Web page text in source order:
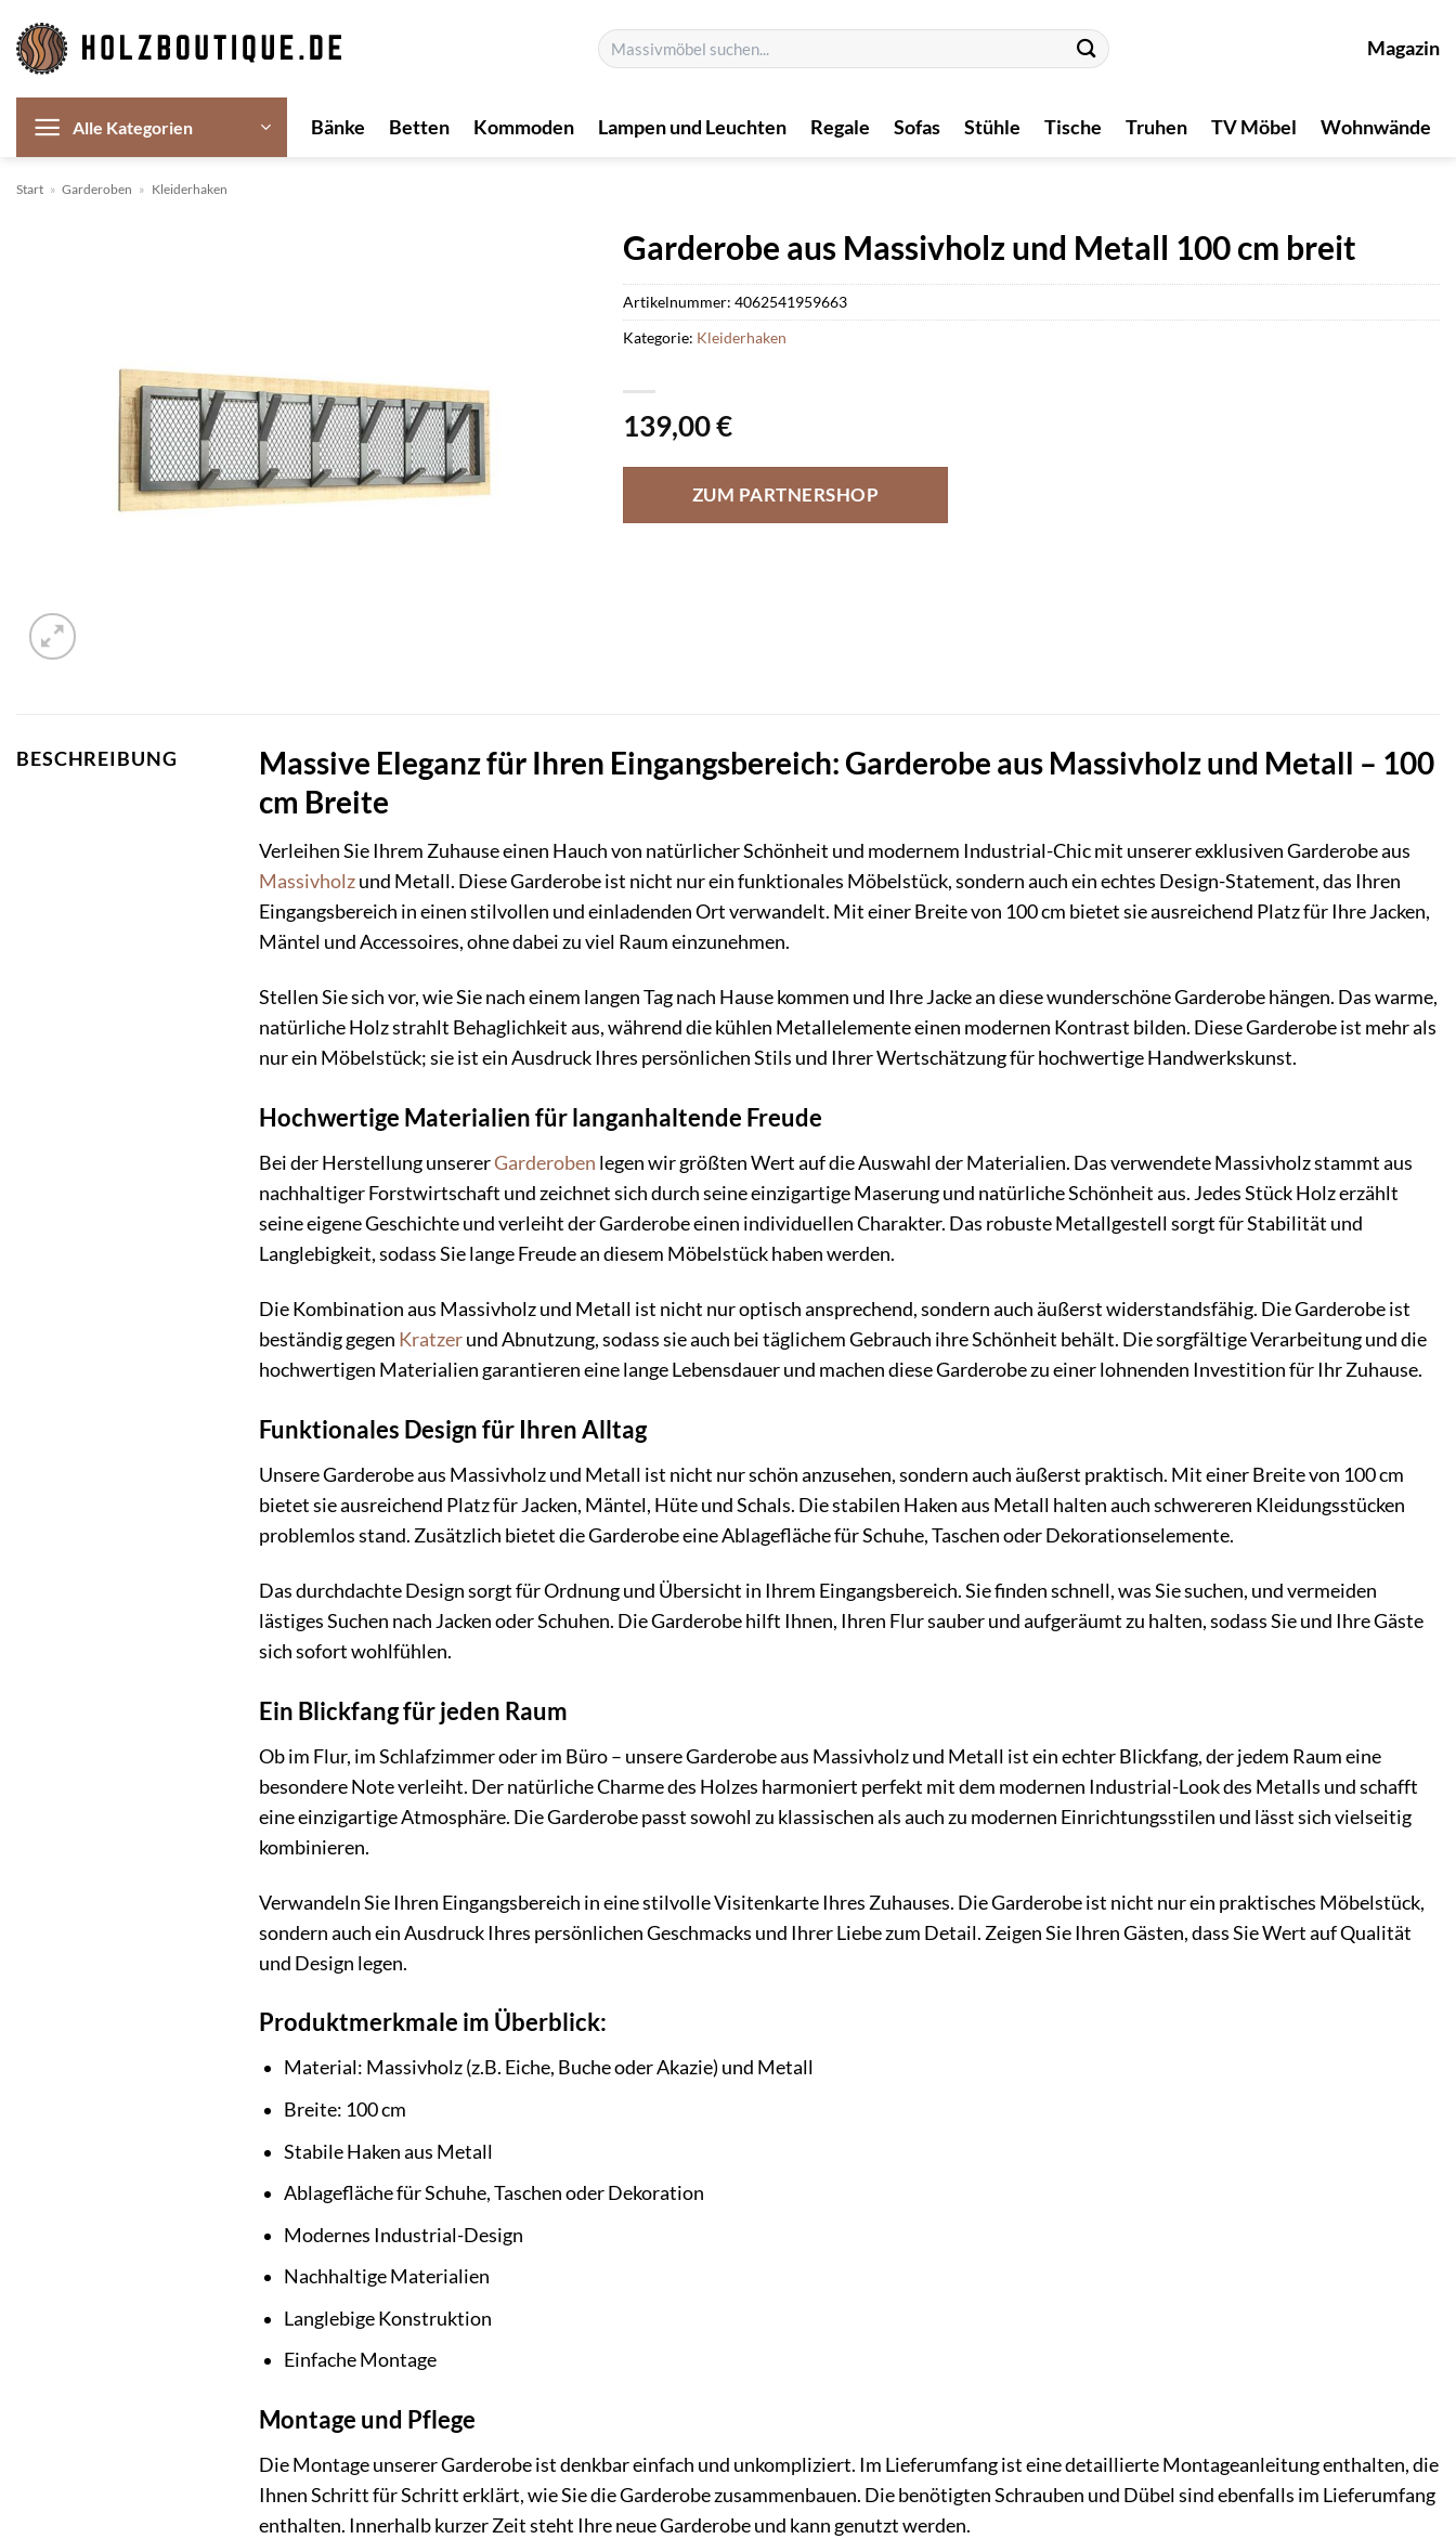
Inhalt
springen
Suchen
nach:
Magazin
Alle Kategorien Bänke Betten Kommoden Lampen und Leuchten Regale Sofas Stühle Tische Truhen TV Möbel Wohnwände
Start » Garderoben » Kleiderhaken
Garderobe aus Massivholz und Metall 100 cm breit
139,00€
ZUM PARTNERSHOP
Artikelnummer: 4062541959663
Kategorie: Kleiderhaken
BESCHREIBUNG
Massive Eleganz für Ihren Eingangsbereich: Garderobe aus Massivholz und Metall – 100
cm Breite
Verleihen Sie Ihrem Zuhause einen Hauch von natürlicher Schönheit und modernem Industrial-Chic mit unserer exklusiven Garderobe aus
Massivholzund Metall. Diese Garderobe ist nicht nur ein funktionales Möbelstück, sondern auch ein echtes Design-Statement, das Ihren
Eingangsbereich in einen stilvollen und einladenden Ort verwandelt. Mit einer Breite von 100 cm bietet sie ausreichend Platz für Ihre Jacken,
Mäntel und Accessoires, ohne dabei zu viel Raum einzunehmen.
Stellen Sie sich vor, wie Sie nach einem langen Tag nach Hause kommen und Ihre Jacke an diese wunderschöne Garderobe hängen. Das warme,
natürliche Holz strahlt Behaglichkeit aus, während die kühlen Metallelemente einen modernen Kontrast bilden. Diese Garderobe ist mehr als
nur ein Möbelstück; sie ist ein Ausdruck Ihres persönlichen Stils und Ihrer Wertschätzung für hochwertige Handwerkskunst.
Hochwertige Materialien für langanhaltende Freude
Bei der Herstellung unsererGarderoben legen wir größten Wert auf die Auswahl der Materialien. Das verwendete Massivholz stammt aus
nachhaltiger Forstwirtschaft und zeichnet sich durch seine einzigartige Maserung und natürliche Schönheit aus. Jedes Stück Holz erzählt
seine eigene Geschichte und verleiht der Garderobe einen individuellen Charakter. Das robuste Metallgestell sorgt für Stabilität und
Langlebigkeit, sodass Sie lange Freude an diesem Möbelstück haben werden.
Die Kombination aus Massivholz und Metall ist nicht nur optisch ansprechend, sondern auch äußerst widerstandsfähig. Die Garderobe ist
beständig gegen Kratzerund Abnutzung, sodass sie auch bei täglichem Gebrauch ihre Schönheit behält. Die sorgfältige Verarbeitung und die
hochwertigen Materialien garantieren eine lange Lebensdauer und machen diese Garderobe zu einer lohnenden Investition für Ihr Zuhause.
Funktionales Design für Ihren Alltag
Unsere Garderobe aus Massivholz und Metall ist nicht nur schön anzusehen, sondern auch äußerst praktisch. Mit einer Breite von 100 cm
bietet sie ausreichend Platz für Jacken, Mäntel, Hüte und Schals. Die stabilen Haken aus Metall halten auch schwereren Kleidungsstücken
problemlos stand. Zusätzlich bietet die Garderobe eine Ablagefläche für Schuhe, Taschen oder Dekorationselemente.
Das durchdachte Design sorgt für Ordnung und Übersicht in Ihrem Eingangsbereich. Sie finden schnell, was Sie suchen, und vermeiden
lästiges Suchen nach Jacken oder Schuhen. Die Garderobe hilft Ihnen, Ihren Flur sauber und aufgeräumt zu halten, sodass Sie und Ihre Gäste
sich sofort wohlfühlen.
Ein Blickfang für jeden Raum
Ob im Flur, im Schlafzimmer oder im Büro – unsere Garderobe aus Massivholz und Metall ist ein echter Blickfang, der jedem Raum eine
besondere Note verleiht. Der natürliche Charme des Holzes harmoniert perfekt mit dem modernen Industrial-Look des Metalls und schafft
eine einzigartige Atmosphäre. Die Garderobe passt sowohl zu klassischen als auch zu modernen Einrichtungsstilen und lässt sich vielseitig
kombinieren.
Verwandeln Sie Ihren Eingangsbereich in eine stilvolle Visitenkarte Ihres Zuhauses. Die Garderobe ist nicht nur ein praktisches Möbelstück,
sondern auch ein Ausdruck Ihres persönlichen Geschmacks und Ihrer Liebe zum Detail. Zeigen Sie Ihren Gästen, dass Sie Wert auf Qualität
und Design legen.
Produktmerkmale im Überblick:
Material: Massivholz (z.B. Eiche, Buche oder Akazie) und Metall
Breite: 100 cm
Stabile Haken aus Metall
Ablagefläche für Schuhe, Taschen oder Dekoration
Modernes Industrial-Design
Nachhaltige Materialien
Langlebige Konstruktion
Einfache Montage
Montage und Pflege
Die Montage unserer Garderobe ist denkbar einfach und unkompliziert. Im Lieferumfang ist eine detaillierte Montageanleitung enthalten, die
Ihnen Schritt für Schritt erklärt, wie Sie die Garderobe zusammenbauen. Die benötigten Schrauben und Dübel sind ebenfalls im Lieferumfang
enthalten. Innerhalb kurzer Zeit steht Ihre neue Garderobe und kann genutzt werden.